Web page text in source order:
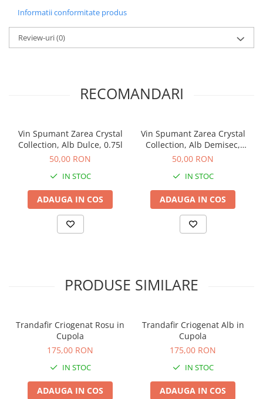
Informatii conformitate produs
Review-uri(0)
RECOMANDARI
Vin Spumant Zarea Crystal
Collection, Alb Dulce, 0.75l
50,00 RON
IN STOC
ADAUGA IN COS
Vin Spumant Zarea Crystal
Collection, Alb Demisec,
0.75l
50,00 RON
IN STOC
ADAUGA IN COS
PRODUSE SIMILARE
Trandafir Criogenat Rosu in
Cupola
175,00 RON
IN STOC
ADAUGA IN COS
Trandafir Criogenat Alb in
Cupola
175,00 RON
IN STOC
ADAUGA IN COS